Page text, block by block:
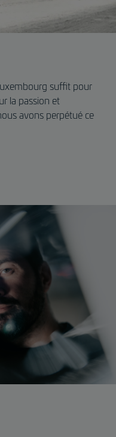
suffit pour
la passion et
avons perpétué ce